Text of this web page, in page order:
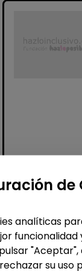
de
analíticas
funcionalidad
su uso